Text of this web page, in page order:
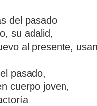
del pasado
su adalid,
al presente,
pasado,
cuerpo joven,